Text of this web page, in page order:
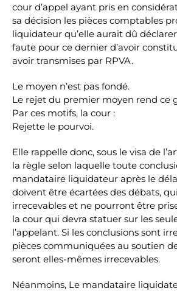
cour d’appel ayant pris en
sa décision les pièces comptables
liquidateur qu’elle aurait dû
faute pour ce dernier d’avoir
avoir transmises par RPVA.
Le moyen n’est pas fondé.
Le rejet du premier moyen rend ce
Par ces motifs, la cour :
Rejette le pourvoi.
Elle rappelle donc, sous le visa de
la règle selon laquelle toute
mandataire liquidateur après le
doivent être écartées des débats,
irrecevables et ne pourront être
la cour qui devra statuer sur les
l’appelant. Si les conclusions sont
pièces communiquées au soutien
seront elles-mêmes irrecevables.
Néanmoins, Le mandataire